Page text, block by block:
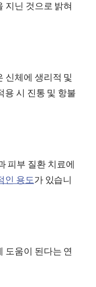
지닌 것으로 밝혀
신체에 생리적 및
용 시 진통 및 항불
피부 질환 치료에
인 용도가 있습니
도움이 된다는 연